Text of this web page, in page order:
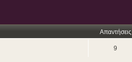
Απαντήσεις
9